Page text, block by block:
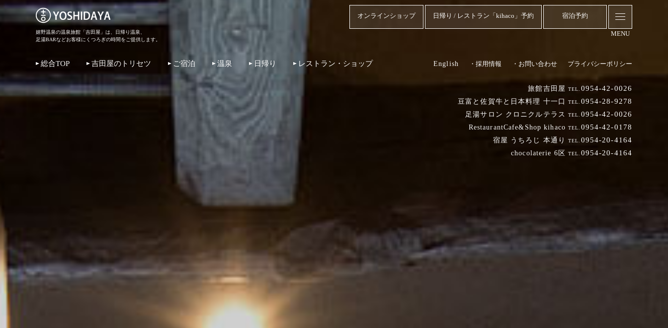
嬉野温泉の温泉旅館「吉田屋」は、日帰り温泉、
足湯BARなどお客様にくつろぎの時間をご提供します。
オンラインショップ 日帰り / レストラン「kihaco」予約 宿泊予約
MENU
旅館吉田屋TEL. 0954-42-0026
豆富と佐賀牛と日本料理 十一口TEL. 0954-28-9278
足湯サロン クロニクルテラスTEL. 0954-42-0026
RestaurantCafe&Shop kihacoTEL. 0954-42-0178
宿屋 うちろじ 本通りTEL. 0954-20-4164
chocolaterie 6区TEL. 0954-20-4164
総合TOP 吉田屋のトリセツ ご宿泊 温泉 日帰り レストラン・ショップ English ・採用情報 ・お問い合わせ プライバシーポリシー